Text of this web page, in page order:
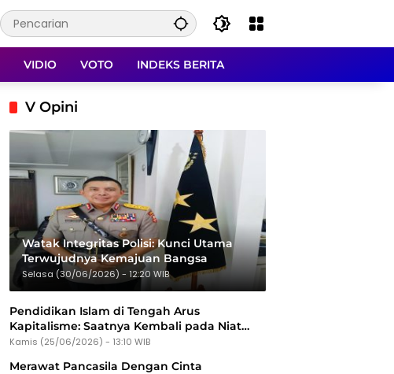
VIDIO VOTO INDEKS BERITA
V Opini
Watak Integritas Polisi: Kunci Utama
Terwujudnya Kemajuan Bangsa
Selasa (30/06/2026) - 12:20 WIB
Pendidikan Islam di Tengah Arus
Kapitalisme: Saatnya Kembali pada Niat
dan Tujuan
Kamis (25/06/2026) - 13:10 WIB
Merawat Pancasila Dengan Cinta